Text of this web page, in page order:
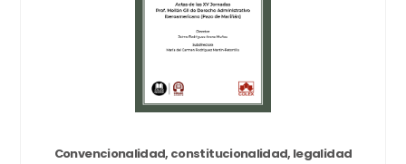
Convencionalidad, constitucionalidad, legalidad